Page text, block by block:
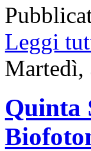
Leggi
Martedì,
Quinta